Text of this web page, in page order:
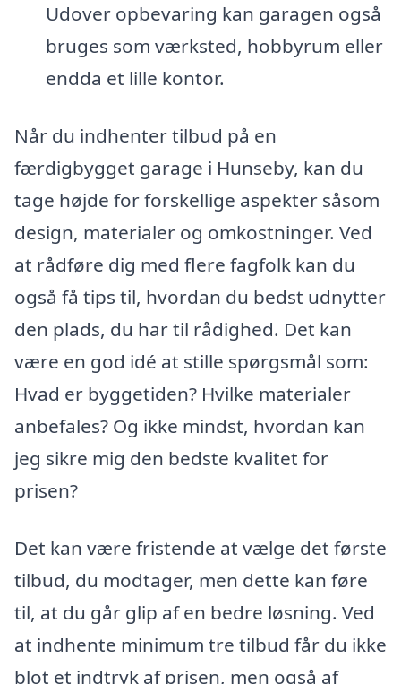
Udover opbevaring kan garagen også
bruges som værksted, hobbyrum eller
endda et lille kontor.
Når du indhenter tilbud på en
færdigbygget garage i Hunseby, kan du
tage højde for forskellige aspekter såsom
design, materialer og omkostninger. Ved
at rådføre dig med flere fagfolk kan du
også få tips til, hvordan du bedst udnytter
den plads, du har til rådighed. Det kan
være en god idé at stille spørgsmål som:
Hvad er byggetiden? Hvilke materialer
anbefales? Og ikke mindst, hvordan kan
jeg sikre mig den bedste kvalitet for
prisen?
Det kan være fristende at vælge det første
tilbud, du modtager, men dette kan føre
til, at du går glip af en bedre løsning. Ved
at indhente minimum tre tilbud får du ikke
blot et indtryk af prisen, men også af